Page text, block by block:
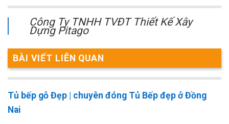
Công Ty TNHH TVĐT Thiết Kế Xây
Dựng Pitago
BÀI VIẾT LIÊN QUAN
Tủ bếp gỗ Đẹp | chuyên đóng Tủ Bếp đẹp ở Đồng
Nai